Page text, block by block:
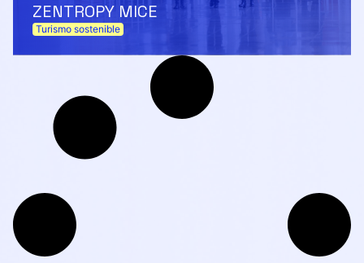
ZENTROPY MICE
Turismo sostenible